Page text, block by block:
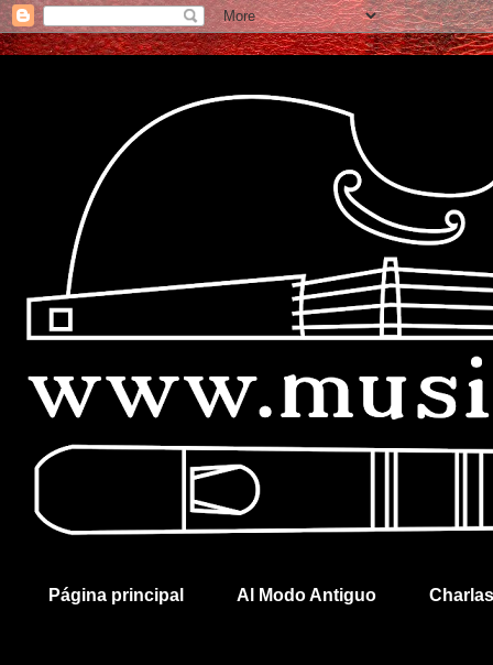
Página principal Al Modo Antiguo